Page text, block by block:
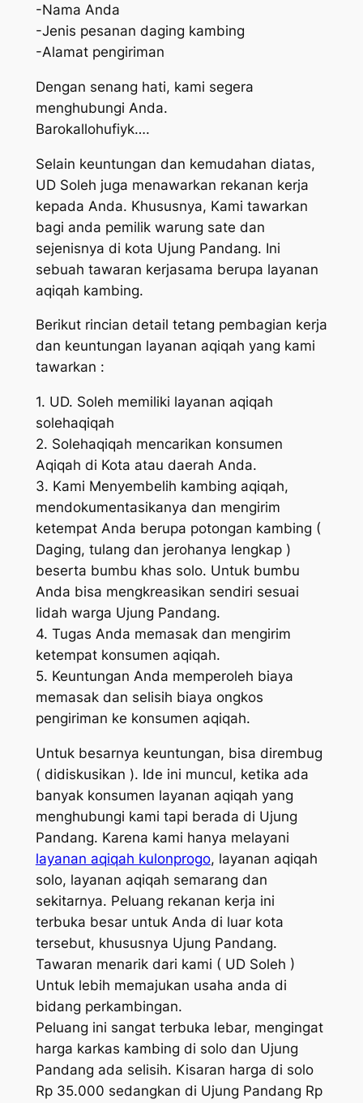
-Nama Anda
-Jenis pesanan daging kambing
-Alamat pengiriman
Dengan senang hati, kami segera
menghubungi Anda.
Barokallohufiyk….
Selain keuntungan dan kemudahan diatas,
UD Soleh juga menawarkan rekanan kerja
kepada Anda. Khususnya, Kami tawarkan
bagi anda pemilik warung sate dan
sejenisnya di kota Ujung Pandang. Ini
sebuah tawaran kerjasama berupa layanan
aqiqah kambing.
Berikut rincian detail tetang pembagian kerja
dan keuntungan layanan aqiqah yang kami
tawarkan :
1. UD. Soleh memiliki layanan aqiqah
solehaqiqah
2. Solehaqiqah mencarikan konsumen
Aqiqah di Kota atau daerah Anda.
3. Kami Menyembelih kambing aqiqah,
mendokumentasikanya dan mengirim
ketempat Anda berupa potongan kambing (
Daging, tulang dan jerohanya lengkap )
beserta bumbu khas solo. Untuk bumbu
Anda bisa mengkreasikan sendiri sesuai
lidah warga Ujung Pandang.
4. Tugas Anda memasak dan mengirim
ketempat konsumen aqiqah.
5. Keuntungan Anda memperoleh biaya
memasak dan selisih biaya ongkos
pengiriman ke konsumen aqiqah.
Untuk besarnya keuntungan, bisa dirembug
( didiskusikan ). Ide ini muncul, ketika ada
banyak konsumen layanan aqiqah yang
menghubungi kami tapi berada di Ujung
Pandang. Karena kami hanya melayani
layanan aqiqah kulonprogo, layanan aqiqah
solo, layanan aqiqah semarang dan
sekitarnya. Peluang rekanan kerja ini
terbuka besar untuk Anda di luar kota
tersebut, khususnya Ujung Pandang.
Tawaran menarik dari kami ( UD Soleh )
Untuk lebih memajukan usaha anda di
bidang perkambingan.
Peluang ini sangat terbuka lebar, mengingat
harga karkas kambing di solo dan Ujung
Pandang ada selisih. Kisaran harga di solo
Rp 35.000 sedangkan di Ujung Pandang Rp